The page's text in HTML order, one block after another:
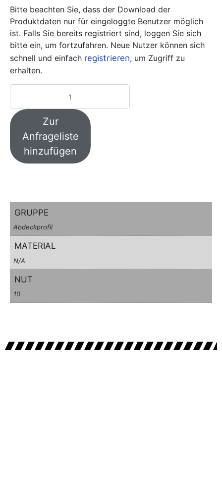
Bitte beachten Sie, dass der Download der
Produktdaten nur für eingeloggte Benutzer möglich
ist. Falls Sie bereits registriert sind, loggen Sie sich
bitte ein, um fortzufahren. Neue Nutzer können sich
schnell und einfach registrieren, um Zugriff zu
erhalten.
Zur
Anfrageliste
hinzufügen
GRUPPE
Abdeckprofil
MATERIAL
N/A
NUT
10